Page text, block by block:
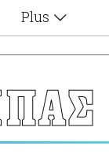
Plus
Αφιερώματα
Ζώδια